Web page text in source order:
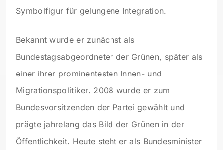
Symbolfigur für gelungene Integration.
Bekannt wurde er zunächst als
Bundestagsabgeordneter der Grünen, später als
einer ihrer prominentesten Innen- und
Migrationspolitiker. 2008 wurde er zum
Bundesvorsitzenden der Partei gewählt und
prägte jahrelang das Bild der Grünen in der
Öffentlichkeit. Heute steht er als Bundesminister